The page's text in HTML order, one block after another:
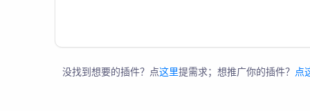
没找到想要的插件？点这里提需求；想推广你的插件？ 点